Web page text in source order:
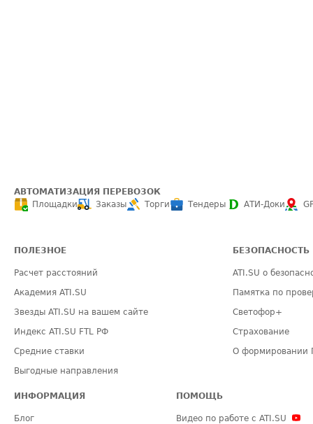
АВТОМАТИЗАЦИЯ ПЕРЕВОЗОК
Площадки
Заказы Торги Тендеры АТИ-Доки
ПОЛЕЗНОЕ
Расчет расстояний
Академия ATI.SU
Звезды ATI.SU на вашем сайте
Индекс ATI.SU FTL РФ
Средние ставки
Выгодные направления
БЕЗОПАСНОСТЬ
ATI.SU о
Памятка по
Светофор+
Страхование
О формировании
ИНФОРМАЦИЯ
Блог
ПОМОЩЬ
Видео по работе с ATI.SU